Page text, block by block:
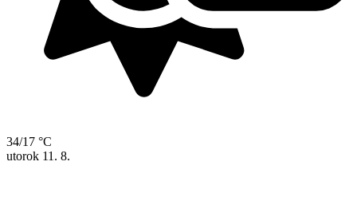
34/17 °C
utorok 11. 8.